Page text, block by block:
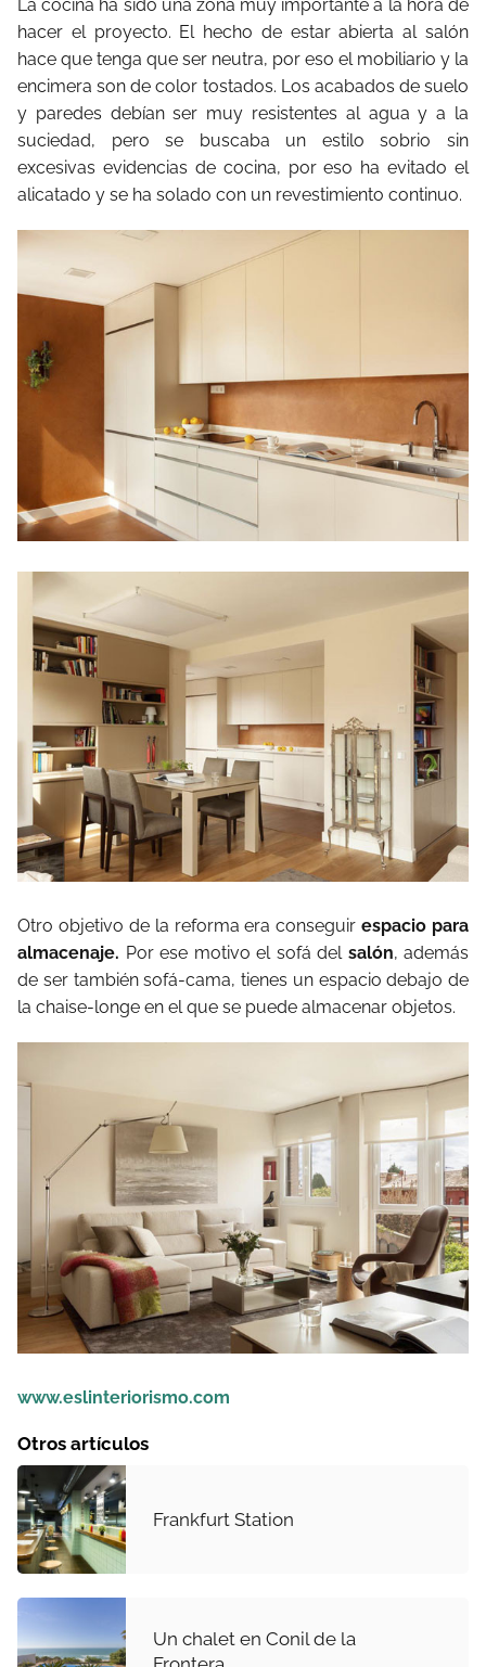
La cocina ha sido una zona muy importante a la hora de
hacer el proyecto. El hecho de estar abierta al salón
hace que tenga que ser neutra, por eso el mobiliario y la
encimera son de color tostados. Los acabados de suelo
y paredes debían ser muy resistentes al agua y a la
suciedad, pero se buscaba un estilo sobrio sin
excesivas evidencias de cocina, por eso ha evitado el
alicatado y se ha solado con un revestimiento continuo.
Otro objetivo de la reforma era conseguir espacio para
almacenaje. Por ese motivo el sofá del salón, además
de ser también sofá-cama, tienes un espacio debajo de
la chaise-longe en el que se puede almacenar objetos.
www.eslinteriorismo.com
Otros artículos
Frankfurt Station
Un chalet en Conil de la